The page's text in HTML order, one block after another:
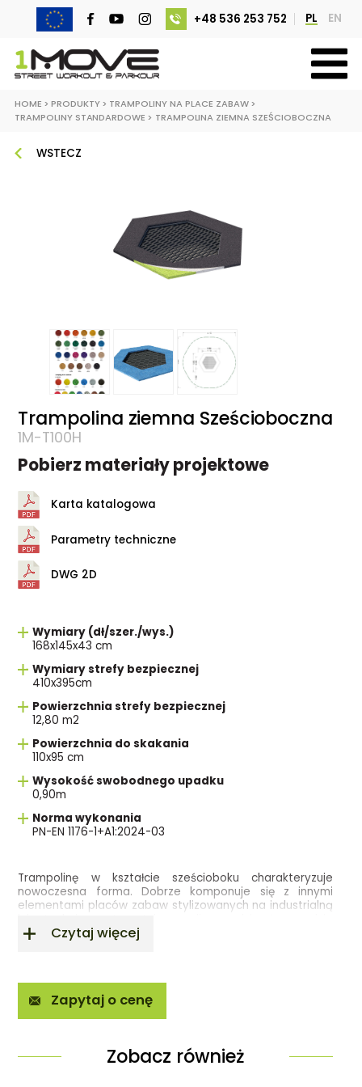
+48 536 253 752 PL EN
HOME > PRODUKTY> TRAMPOLINY NA PLACE ZABAW >
TRAMPOLINY STANDARDOWE > TRAMPOLINA ZIEMNA SZEŚCIOBOCZNA
WSTECZ
Trampolina ziemna Sześcioboczna
1M-T100H
Pobierz materiały projektowe
Karta katalogowa
Parametry techniczne
DWG 2D
Wymiary (dł/szer./wys.)
168x145x43 cm
Wymiary strefy bezpiecznej
410x395cm
Powierzchnia strefy bezpiecznej
12,80 m2
Powierzchnia do skakania
110x95 cm
Wysokość swobodnego upadku
0,90m
Norma wykonania
PN-EN 1176-1+A1:2024-03
Trampolinę w kształcie sześcioboku charakteryzuje
nowoczesna forma. Dobrze komponuje się z innymi
elementami placów zabaw stylizowanych na industrialną
poprzez wygląd urządzeń chcemy działać na wyobraźnię.
miodu lub układy geometryczne. Jeżeli dorzucimy do
tego interesujący wzór nawierzchni, to uzyskamy
rozwiązanie, które zwróci na siebie uwagę i będzie miało
place zabaw, a także w parkach i ogólnodostępnych
Czytaj więcej
Zapytaj o cenę
Zobacz również